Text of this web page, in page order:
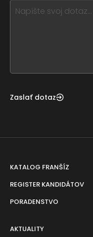
this,
leave
Zaslať dotaz
KATALOG FRANŠÍZ
REGISTER KANDIDÁTOV
PORADENSTVO
AKTUALITY